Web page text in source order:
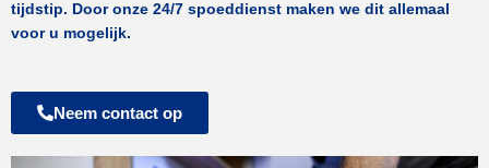
tijdstip. Door onze 24/7 spoeddienst maken we dit allemaal
voor u mogelijk.
Neem contact op